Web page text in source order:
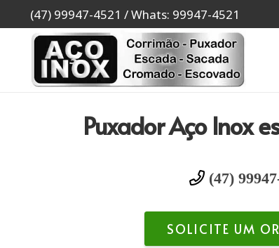
(47) 99947-4521 / Whats: 99947-4521
Puxador Aço Inox
(47)
SOLICITE UM